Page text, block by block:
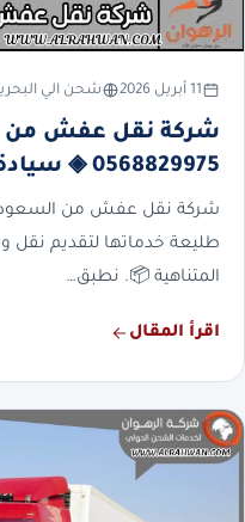
11 أبريل 2026 شحن الي
شركة نقل عفش من
0568829975 ◈ سيادة الحلول اللوجستية
شركة نقل عفش من
طليعة خدماتها لتقديم نقل
المتناهية 📦. نطبق…
اقرأ المقال